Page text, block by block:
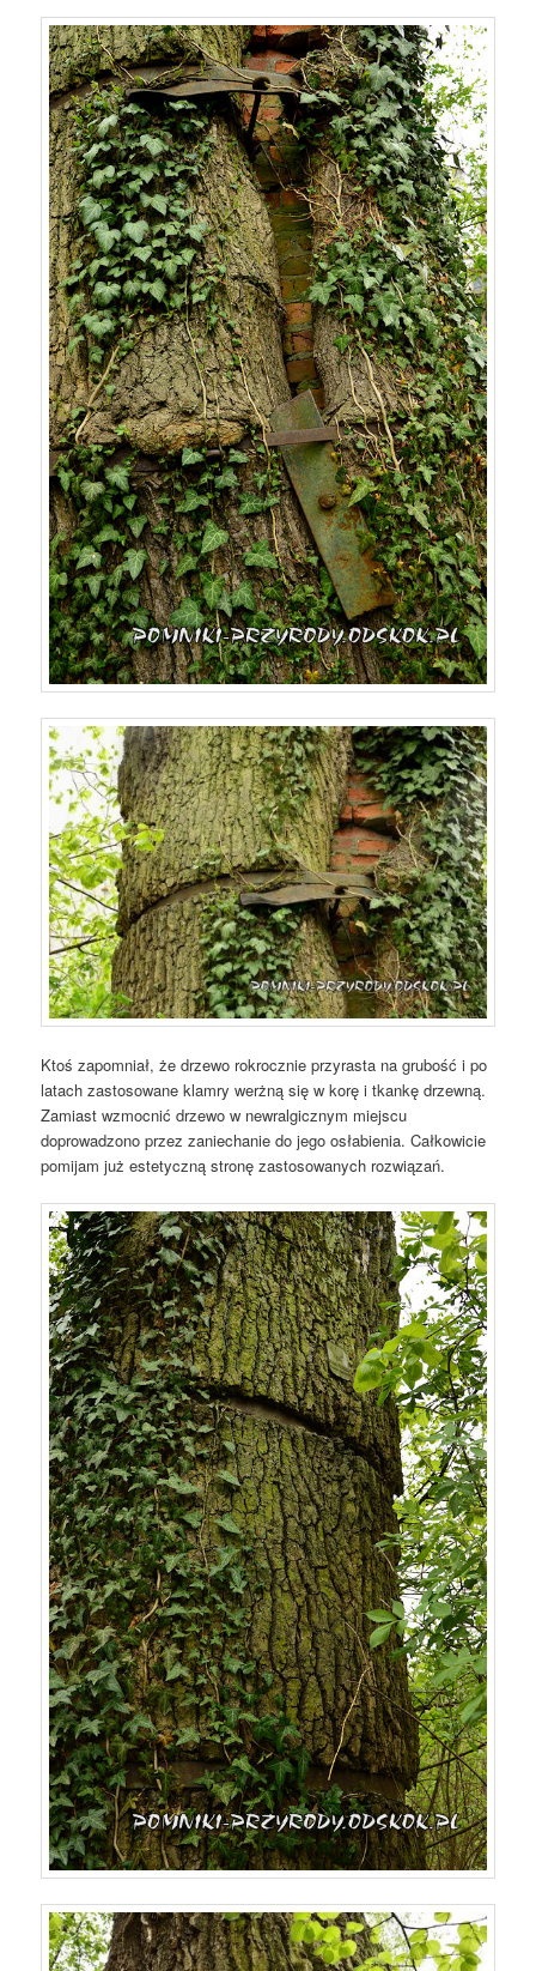
Ktoś zapomniał, że drzewo rokrocznie przyrasta na grubość i po
latach zastosowane klamry werżną się w korę i tkankę drzewną.
Zamiast wzmocnić drzewo w newralgicznym miejscu
doprowadzono przez zaniechanie do jego osłabienia. Całkowicie
pomijam już estetyczną stronę zastosowanych rozwiązań.